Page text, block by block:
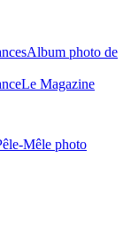
Album photo de
Le Magazine
Mêle photo